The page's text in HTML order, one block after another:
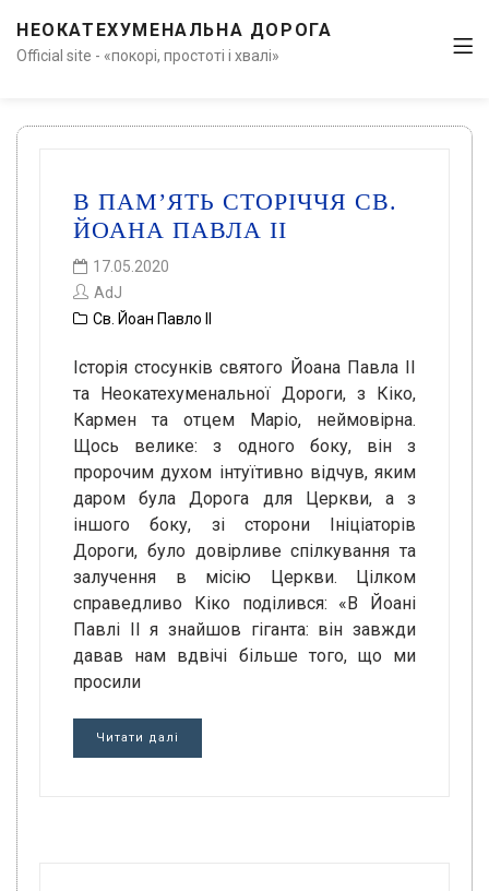
НЕОКАТЕХУМЕНАЛЬНА ДОРОГА
Official site - «покорі, простоті і хвалі»
В ПАМ’ЯТЬ СТОРІЧЧЯ СВ.
ЙОАНА ПАВЛА II
17.05.2020
AdJ
Св. Йоан Павло ІІ
Історія стосунків святого Йоана Павла ІІ
та Неокатехуменальної Дороги, з Кіко,
Кармен та отцем Маріо, неймовірна.
Щось велике: з одного боку, він з
пророчим духом інтуїтивно відчув, яким
даром була Дорога для Церкви, а з
іншого боку, зі сторони Ініціаторів
Дороги, було довірливе спілкування та
залучення в місію Церкви. Цілком
справедливо Кіко поділився: «В Йоані
Павлі II я знайшов гіганта: він завжди
давав нам вдвічі більше того, що ми
просили
Читати далі